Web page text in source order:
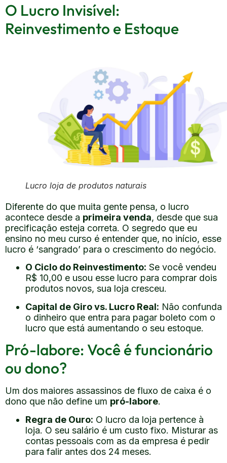
O Lucro Invisível:
Reinvestimento e Estoque
Lucro loja de produtos naturais
Diferente do que muita gente pensa, o lucro
acontece desde a primeira venda, desde que sua
precificação esteja correta. O segredo que eu
ensino no meu curso é entender que, no início, esse
lucro é ‘sangrado’ para o crescimento do negócio.
O Ciclo do Reinvestimento: Se você vendeu
R$ 10,00 e usou esse lucro para comprar dois
produtos novos, sua loja cresceu.
Capital de Giro vs. Lucro Real: Não confunda
o dinheiro que entra para pagar boleto com o
lucro que está aumentando o seu estoque.
Pró-labore: Você é funcionário
ou dono?
Um dos maiores assassinos de fluxo de caixa é o
dono que não define um pró-labore.
Regra de Ouro: O lucro da loja pertence à
loja. O seu salário é um custo fixo. Misturar as
contas pessoais com as da empresa é pedir
para falir antes dos 24 meses.